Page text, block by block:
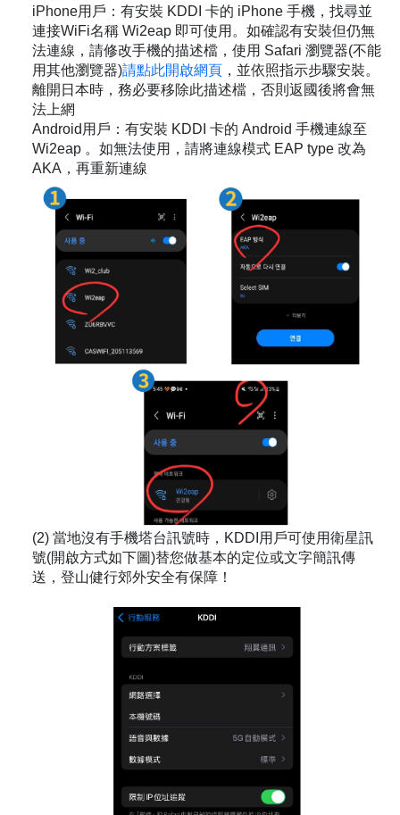
iPhone用戶：有安裝 KDDI 卡的 iPhone 手機，找尋並
連接WiFi名稱 Wi2eap 即可使用。如確認有安裝但仍無
法連線，請修改手機的描述檔，使用 Safari 瀏覽器(不能
用其他瀏覽器)請點此開啟網頁 ，並依照指示步驟安裝。
離開日本時，務必要移除此描述檔，否則返國後將會無
法上網
Android用戶：有安裝 KDDI 卡的 Android 手機連線至
Wi2eap 。如無法使用，請將連線模式 EAP type 改為
AKA，再重新連線
(2) 當地沒有手機塔台訊號時，KDDI用戶可使用衛星訊
號(開啟方式如下圖)替您做基本的定位或文字簡訊傳
送，登山健行郊外安全有保障！